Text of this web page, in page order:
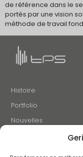
de référence dans le
portés par une vision
méthode de travail
Histoire
Portfolio
Nouvelles
Projets et Initiatives